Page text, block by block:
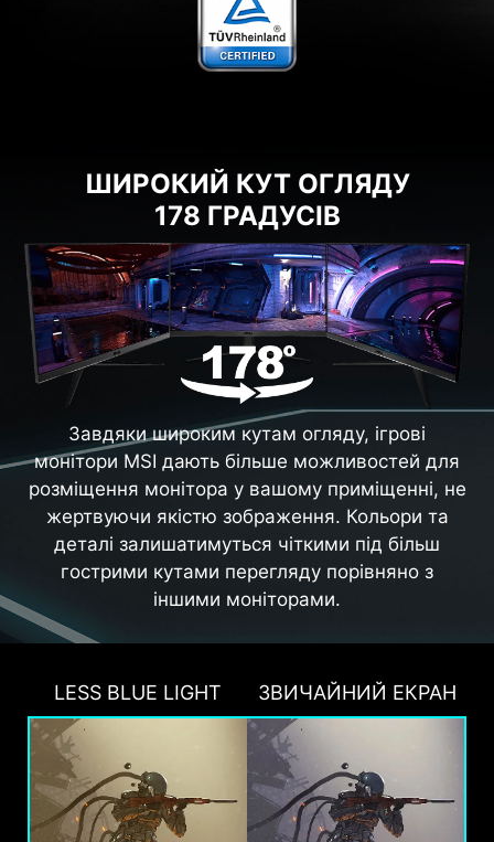
ШИРОКИЙ КУТ ОГЛЯДУ
178 ГРАДУСІВ
Завдяки широким кутам огляду, ігрові
монітори MSI дають більше можливостей для
розміщення монітора у вашому приміщенні, не
жертвуючи якістю зображення. Кольори та
деталі залишатимуться чіткими під більш
гострими кутами перегляду порівняно з
іншими моніторами.
LESS BLUE LIGHT ЗВИЧАЙНИЙ ЕКРАН